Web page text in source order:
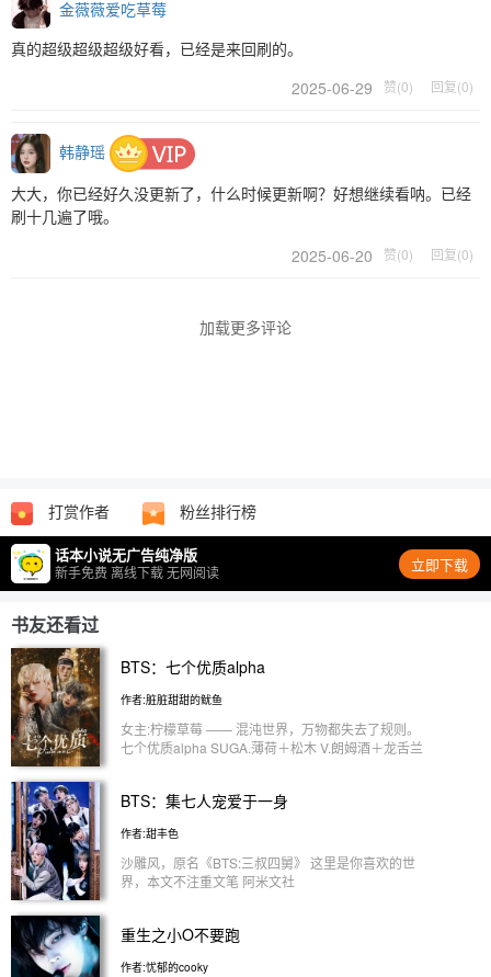
金薇薇爱吃草莓
真的超级超级超级好看，已经是来回刷的。
2025-06-29
赞(0) 回复(0)
韩静瑶
大大，你已经好久没更新了，什么时候更新啊？好想继续看呐。已经
刷十几遍了哦。
2025-06-20
赞(0) 回复(0)
加载更多评论
打赏作者 粉丝排行榜
话本小说无广告纯净版
新手免费 离线下载 无网阅读 立即下载
书友还看过
BTS：七个优质alpha
作者:脏脏甜甜的鱿鱼
女主:柠檬草莓 —— 混沌世界，万物都失去了规则。
七个优质alpha SUGA.薄荷＋松木 V.朗姆酒＋龙舌兰
都是堆糖查找，侵权立刻单删致歉。 黑白头像多为
BTS：集七人宠爱于一身
作者:甜丰色
沙雕风，原名《BTS:三叔四舅》 这里是你喜欢的世
界，本文不注重文笔 阿米文社
重生之小O不要跑
作者:忧郁的cooky